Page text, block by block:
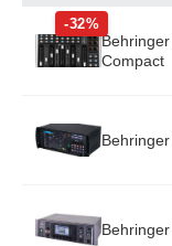
-32%
Compact